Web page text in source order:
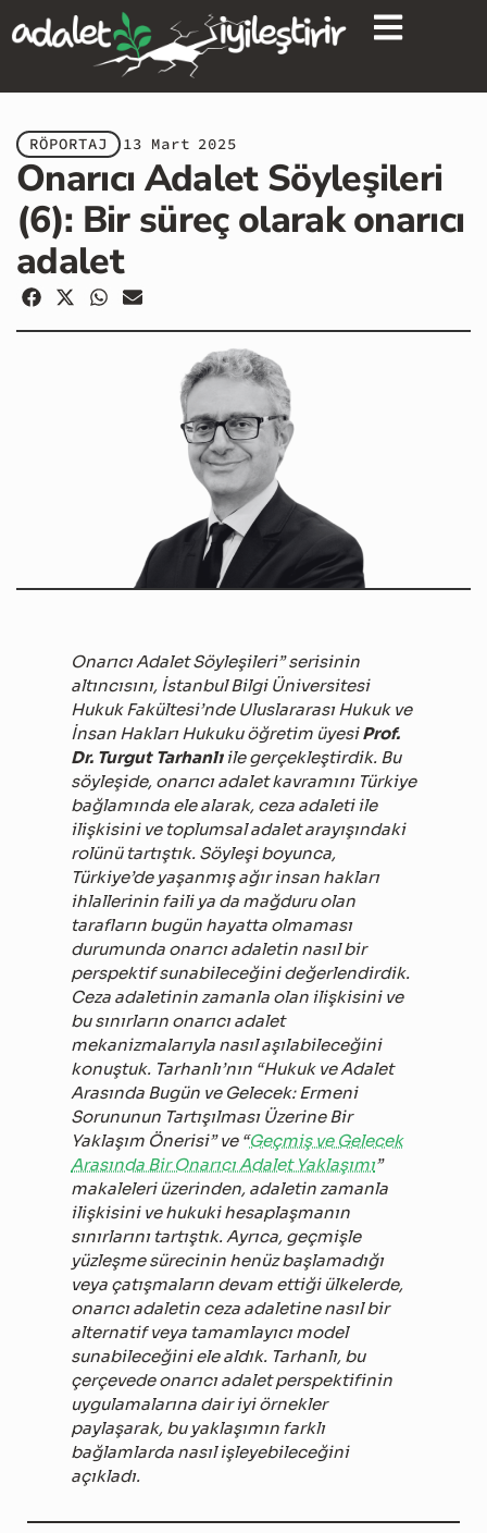
RÖPORTAJ 13 Mart 2025
Onarıcı Adalet Söyleşileri
(6): Bir süreç olarak onarıcı
adalet
Onarıcı Adalet Söyleşileri” serisinin
altıncısını, İstanbul Bilgi Üniversitesi
Hukuk Fakültesi’nde Uluslararası Hukuk ve
İnsan Hakları Hukuku öğretim üyesiProf.
Dr. Turgut Tarhanlıile gerçekleştirdik. Bu
söyleşide, onarıcı adalet kavramını Türkiye
bağlamında ele alarak, ceza adaleti ile
ilişkisini ve toplumsal adalet arayışındaki
rolünü tartıştık. Söyleşi boyunca,
Türkiye’de yaşanmış ağır insan hakları
ihlallerinin faili ya da mağduru olan
tarafların bugün hayatta olmaması
durumunda onarıcı adaletin nasıl bir
perspektif sunabileceğini değerlendirdik.
Ceza adaletinin zamanla olan ilişkisini ve
bu sınırların onarıcı adalet
mekanizmalarıyla nasıl aşılabileceğini
konuştuk. Tarhanlı’nın “Hukuk ve Adalet
Arasında Bugün ve Gelecek: Ermeni
Sorununun Tartışılması Üzerine Bir
Yaklaşım Önerisi” ve “Geçmiş ve Gelecek
Arasında Bir Onarıcı Adalet Yaklaşımı”
makaleleri üzerinden, adaletin zamanla
ilişkisini ve hukuki hesaplaşmanın
sınırlarını tartıştık. Ayrıca, geçmişle
yüzleşme sürecinin henüz başlamadığı
veya çatışmaların devam ettiği ülkelerde,
onarıcı adaletin ceza adaletine nasıl bir
alternatif veya tamamlayıcı model
sunabileceğini ele aldık. Tarhanlı, bu
çerçevede onarıcı adalet perspektifinin
uygulamalarına dair iyi örnekler
paylaşarak, bu yaklaşımın farklı
bağlamlarda nasıl işleyebileceğini
açıkladı.